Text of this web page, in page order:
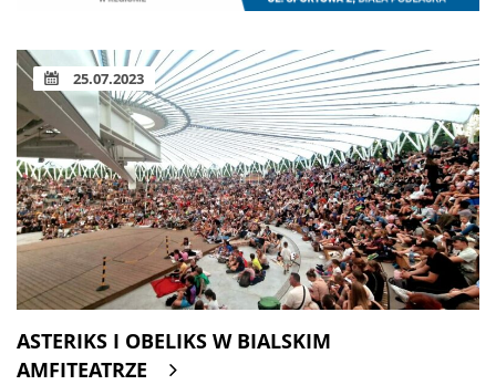
25.07.2023
ASTERIKS I OBELIKS W BIALSKIM
AMFITEATRZE